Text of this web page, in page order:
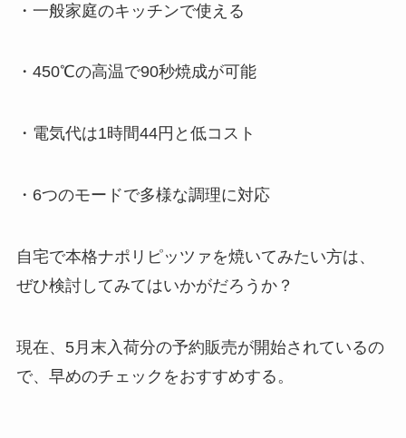
・一般家庭のキッチンで使える
・450℃の高温で90秒焼成が可能
・電気代は1時間44円と低コスト
・6つのモードで多様な調理に対応
自宅で本格ナポリピッツァを焼いてみたい方は、
ぜひ検討してみてはいかがだろうか？
現在、5月末入荷分の予約販売が開始されているの
で、早めのチェックをおすすめする。